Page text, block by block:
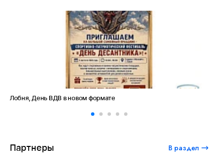
Лобня, День ВДВ в новом формате
Партнеры В раздел